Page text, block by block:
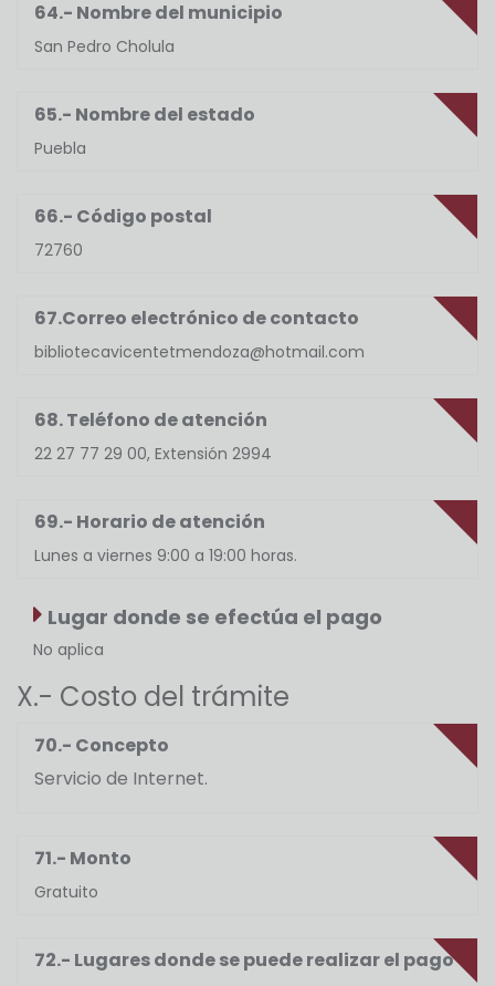
64.- Nombre del municipio
San Pedro Cholula
65.- Nombre del estado
Puebla
66.- Código postal
72760
67.Correo electrónico de contacto
bibliotecavicentetmendoza@hotmail.com
68. Teléfono de atención
22 27 77 29 00, Extensión 2994
69.- Horario de atención
Lunes a viernes 9:00 a 19:00 horas.
Lugar donde se efectúa el pago
No aplica
X.- Costo del trámite
70.- Concepto
Servicio de Internet.
71.- Monto
Gratuito
72.- Lugares donde se puede realizar el pago